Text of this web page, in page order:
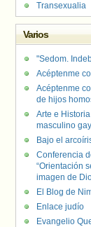
Transexualia
Varios
"Sedom.
Acéptenme
Acéptenme
de hijos
Arte e
masculino
Bajo el
Conferencia
“Orientación
imagen de
El Blog de
Enlace judío
Evangelio